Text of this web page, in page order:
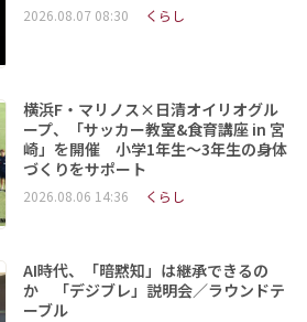
2026.08.07 08:30 くらし
横浜F・マリノス×日清オイリオグル
ープ、「サッカー教室&食育講座 in 宮
崎」を開催 小学1年生～3年生の身体
づくりをサポート
2026.08.06 14:36 くらし
AI時代、「暗黙知」は継承できるの
か 「デジブレ」説明会／ラウンドテ
ーブル